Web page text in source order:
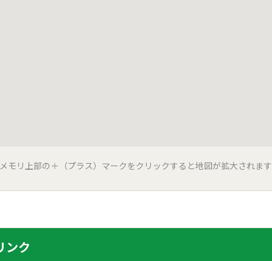
モリ上部の＋（プラス）マークをクリックすると地図が拡大されます
ンク